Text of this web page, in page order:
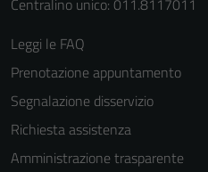
Centralino unico: 011.8117011
Leggi le FAQ
Prenotazione appuntamento
Segnalazione disservizio
Richiesta assistenza
Amministrazione trasparente